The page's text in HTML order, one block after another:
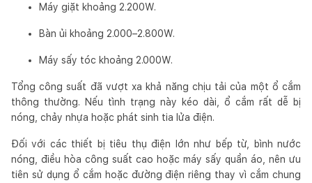
Máy giặt khoảng 2.200W.
Bàn ủi khoảng 2.000–2.800W.
Máy sấy tóc khoảng 2.000W.
Tổng công suất đã vượt xa khả năng chịu tải của một ổ cắm
thông thường. Nếu tình trạng này kéo dài, ổ cắm rất dễ bị
nóng, chảy nhựa hoặc phát sinh tia lửa điện.
Đối với các thiết bị tiêu thụ điện lớn như bếp từ, bình nước
nóng, điều hòa công suất cao hoặc máy sấy quần áo, nên ưu
tiên sử dụng ổ cắm hoặc đường điện riêng thay vì cắm chung